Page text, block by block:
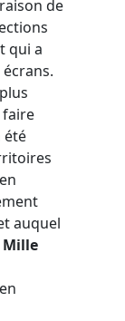
de
qui a
faire
été
auquel
Mille